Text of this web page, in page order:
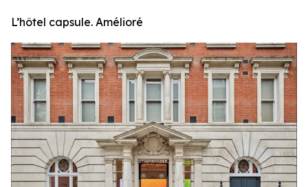
L’hôtel capsule. Amélioré